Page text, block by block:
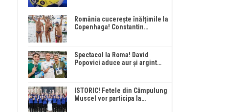
România cucerește înălțimile la
Copenhaga! Constantin…
Spectacol la Roma! David
Popovici aduce aur și argint…
ISTORIC! Fetele din Câmpulung
Muscel vor participa la…